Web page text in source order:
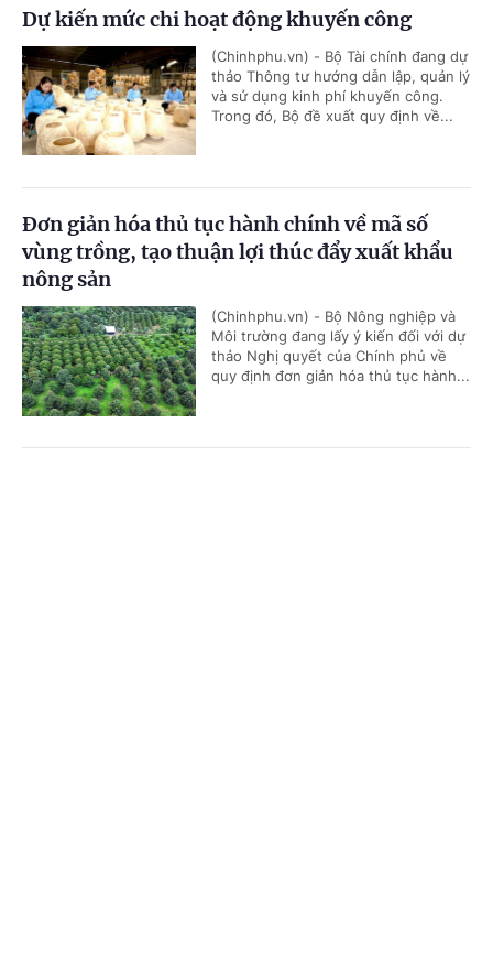
Dự kiến mức chi hoạt động khuyến công
(Chinhphu.vn) - Bộ Tài chính đang dự
thảo Thông tư hướng dẫn lập, quản lý
và sử dụng kinh phí khuyến công.
Trong đó, Bộ đề xuất quy định về...
Đơn giản hóa thủ tục hành chính về mã số
vùng trồng, tạo thuận lợi thúc đẩy xuất khẩu
nông sản
(Chinhphu.vn) - Bộ Nông nghiệp và
Môi trường đang lấy ý kiến đối với dự
thảo Nghị quyết của Chính phủ về
quy định đơn giản hóa thủ tục hành...